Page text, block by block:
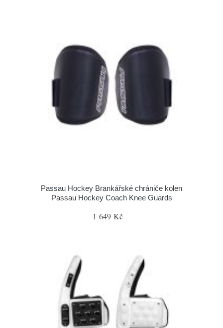
Passau Hockey Brankářské chrániče kolen
Passau Hockey Coach Knee Guards
1 649 Kč